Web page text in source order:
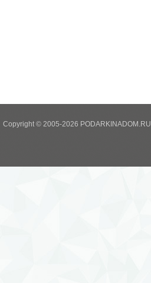
Copyright © 2005-2026 PODARKINADOM.RU